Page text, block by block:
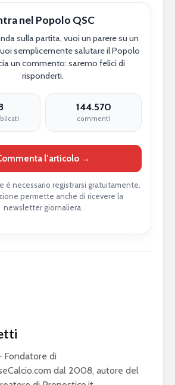
nel Popolo QSC
sulla partita, vuoi un parere su un
semplicemente salutare il Popolo
un commento: saremo felici di
risponderti.
144.570
commenti
l’articolo →
è necessario registrarsi gratuitamente.
permette anche di ricevere la
newsletter giornaliera.
Fondatore di
dal 2008, autore del